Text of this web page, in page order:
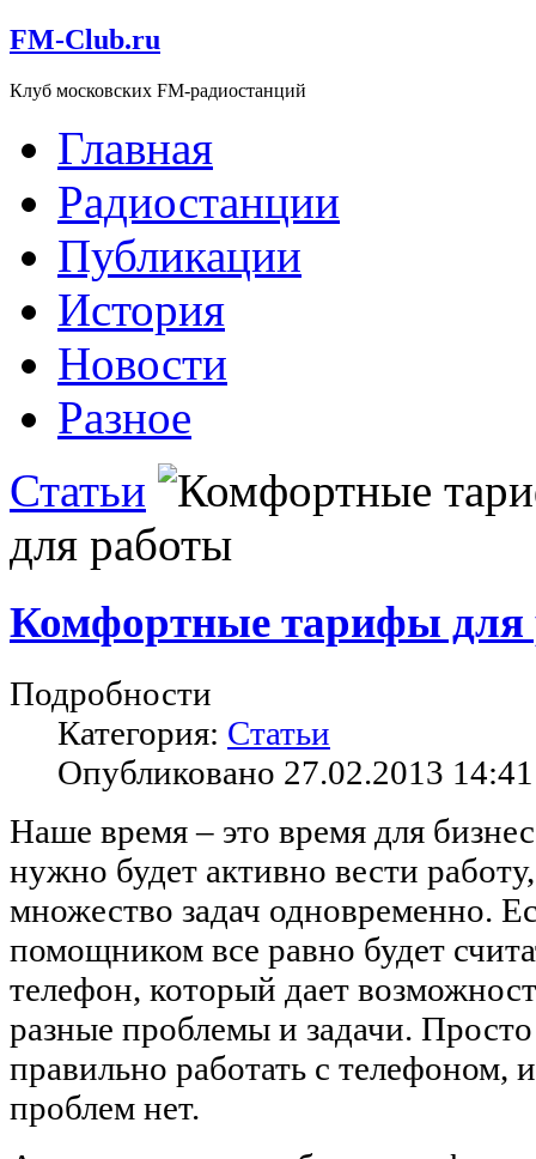
FM-Club.ru
Клуб московских FM-радиостанций
Главная
Радиостанции
Публикации
История
Новости
Разное
Статьи
для работы
Комфортные тарифы для
Подробности
Категория: Статьи
Опубликовано 27.02.2013 14:41
Наше время – это время для
нужно будет активно вести
множество задач одновременно.
помощником все равно будет
телефон, который дает
разные проблемы и задачи.
правильно работать с телефоном,
проблем нет.